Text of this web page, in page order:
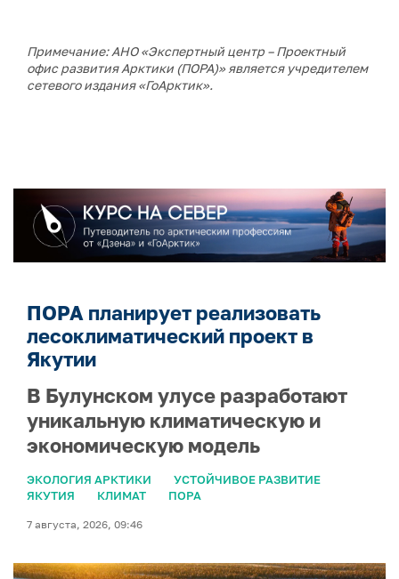
Примечание: АНО «Экспертный центр – Проектный
офис развития Арктики (ПОРА)» является учредителем
сетевого издания «ГоАрктик».
ПОРА планирует реализовать
лесоклиматический проект в
Якутии
В Булунском улусе разработают
уникальную климатическую и
экономическую модель
ЭКОЛОГИЯ АРКТИКИ
УСТОЙЧИВОЕ РАЗВИТИЕ
ЯКУТИЯ
КЛИМАТ ПОРА
7 августа, 2026, 09:46